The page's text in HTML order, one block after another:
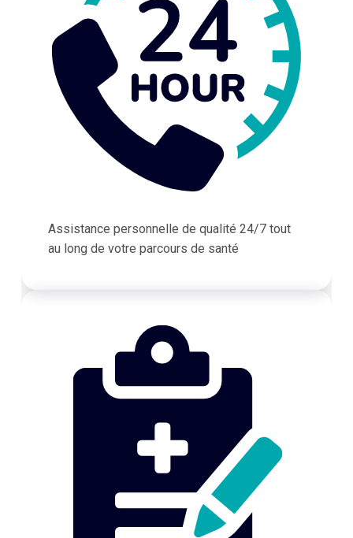
Assistance personnelle de qualité 24/7 tout
au long de votre parcours de santé